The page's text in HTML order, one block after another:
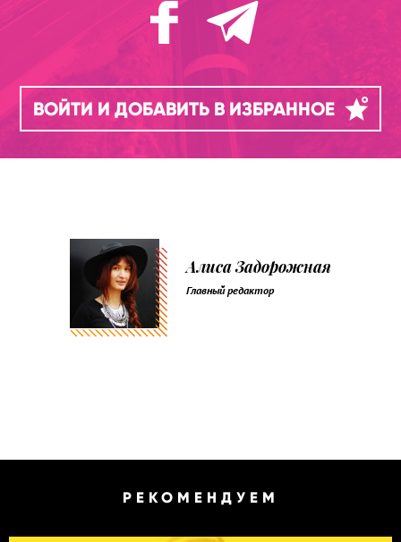
ВОЙТИ И ДОБАВИТЬ В ИЗБРАННОЕ
Алиса Задорожная
Главный редактор
РЕКОМЕНДУЕМ